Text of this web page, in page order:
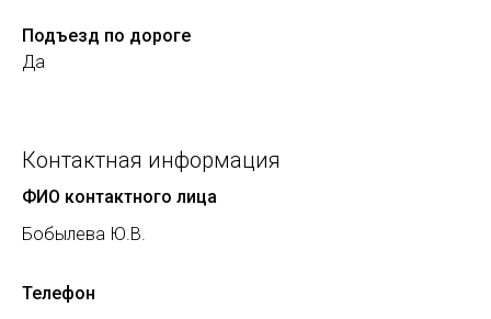
Подъезд по дороге
Да
Контактная информация
ФИО контактного лица
Бобылева Ю.В.
Телефон